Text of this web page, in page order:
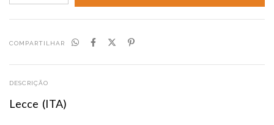
COMPARTILHAR
DESCRIÇÃO
Lecce (ITA)